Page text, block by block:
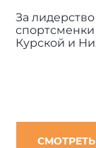
За
Курской и